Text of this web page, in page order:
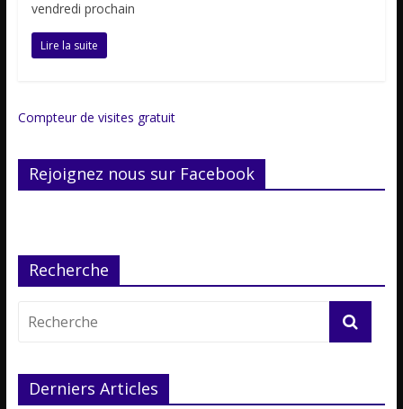
vendredi prochain
Lire la suite
Compteur de visites gratuit
Rejoignez nous sur Facebook
Recherche
Derniers Articles